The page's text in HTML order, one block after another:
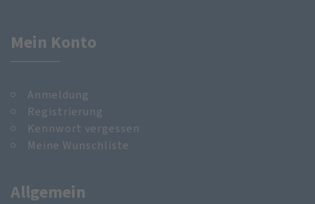
Mein Konto
Anmeldung
Registrierung
Kennwort vergessen
Meine Wunschliste
Allgemein